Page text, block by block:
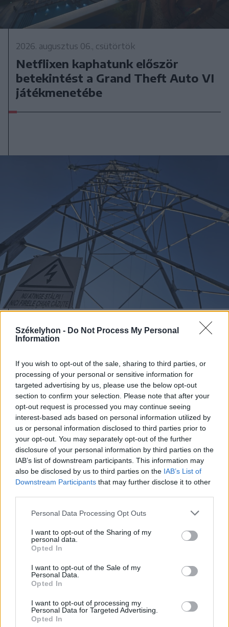
Székelyhon - Do Not Process My Personal
Information
If you wish to opt-out of the sale, sharing to third parties, or
processing of your personal or sensitive information for
targeted advertising by us, please use the below opt-out
section to confirm your selection. Please note that after your
opt-out request is processed you may continue seeing
interest-based ads based on personal information utilized by
us or personal information disclosed to third parties prior to
your opt-out. You may separately opt-out of the further
disclosure of your personal information by third parties on the
IAB’s list of downstream participants. This information may
also be disclosed by us to third parties on the IAB’s List of
Downstream Participants that may further disclose it to other
Personal Data Processing Opt Outs
I want to opt-out of the Sharing of my
personal data.
Opted In
I want to opt-out of the Sale of my
Personal Data.
Opted In
I want to opt-out of processing my
Personal Data for Targeted Advertising.
Opted In
2026. augusztus 06., csütörtök
Netflixen kaphatunk először
betekintést a Grand Theft Auto VI
játékmenetébe
2026. augusztus 06., csütörtök
Villamosenergia-válság
enyhítéséről szóló intézkedéseket
fogadott el a kormány
Bolojan szerint négy éve a